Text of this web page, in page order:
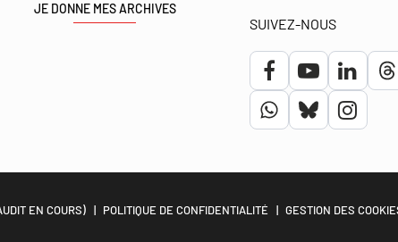
JE DONNE MES ARCHIVES
SUIVEZ-NOUS
Lien
vers
compte
Facebook
Lien
vers
chaîne
Youtube
Lien
vers
Lien
compte
Lien
compte
Lien
EN COURS) POLITIQUE DE CONFIDENTIALITÉ GESTION DES